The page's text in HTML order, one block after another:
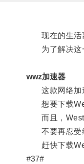
现在的生活离
为了解决这一
wwz加速器
这款网络加速
想要下载
而且，
不要再忍受
赶快下载
#37#